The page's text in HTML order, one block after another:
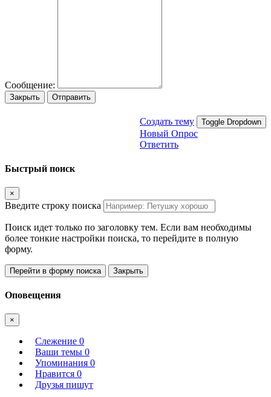
Сообщение:
Закрыть Отправить
Создать тему Toggle Dropdown
Новый Опрос
Ответить
Быстрый поиск
×
Введите строку поиска
Поиск идет только по заголовку тем. Если вам необходимы
более тонкие настройки поиска, то перейдите в полную
форму.
Перейти в форму поиска Закрыть
Оповещения
×
Слежение 0
Ваши темы 0
Упоминания 0
Нравится 0
Друзья пишут